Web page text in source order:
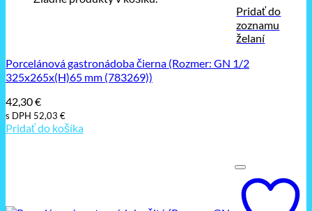
Pridať do
zoznamu
želaní
Porcelánová gastronádoba čierna (Rozmer: GN 1/2
325x265x(H)65 mm (783269))
42,30€
s DPH 52,03 €
Pridať do košíka